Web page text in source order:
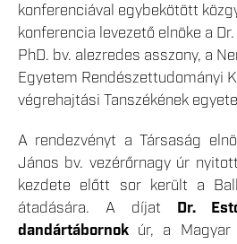
konferenciával egybekötött
konferencia levezető elnöke a
PhD. bv. alezredes asszony, a
Egyetem Rendészettudományi
végrehajtási Tanszékének
A rendezvényt a Társaság
János bv. vezérőrnagy úr
kezdete előtt sor került a
átadására. A díjat Dr.
dandártábornok úr, a Magyar